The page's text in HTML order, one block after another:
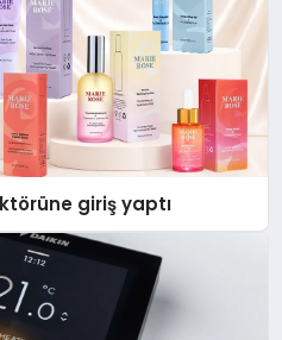
giriş yaptı